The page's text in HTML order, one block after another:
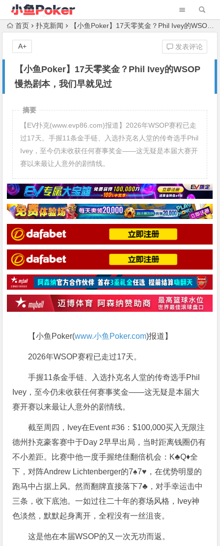
首页 扑克新闻 【小鱼Poker】17天零奖金？Phil Ivey的WSOP慢热剧本，我们早就见过
【小鱼Poker】17天零奖金？Phil Ivey的WSOP
慢热剧本，我们早就见过
发表评论
A+
摘要
【EV扑克(www.evp86.com)报道】2026年WSOP赛程已走
过17天。手握11条金手链、入选扑克名人堂的传奇选手Phil
Ivey，至今仍未收获任何赛事奖金——这无疑是本届大赛开
赛以来最让人意外的剧情线。
【小鱼Poker(www.小鱼Poker.com)报道】
2026年WSOP赛程已走过17天。
手握11条金手链、入选扑克名人堂的传奇选手Phil
Ivey，至今仍未收获任何赛事奖金——这无疑是本届大
赛开赛以来最让人意外的剧情线。
截至周四，Ivey在Event #36：$100,000买入无限注
德州扑克豪客赛中于Day 2早早出局，当时距离钱圈仍有
不小差距。比赛中他一度手握绝佳翻倍机会：K♣Q♦全
下，对阵Andrew Lichtenberger的7♠7♥，在优势明显的
跑马中占据上风。然而翻牌直接落下7♣，对手幸运击中
三条，收下底池。一如过往二十年的赛场风格，Ivey神
色淡然，默默起身离开，全程没有一丝沮丧。
这是他在本届WSOP的又一次无功而返。